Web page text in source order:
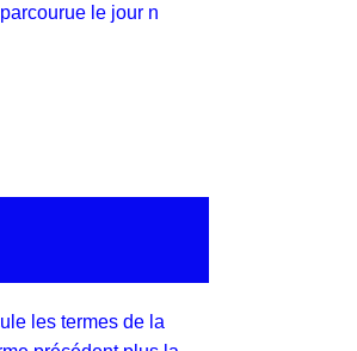
le jour n
les termes de la